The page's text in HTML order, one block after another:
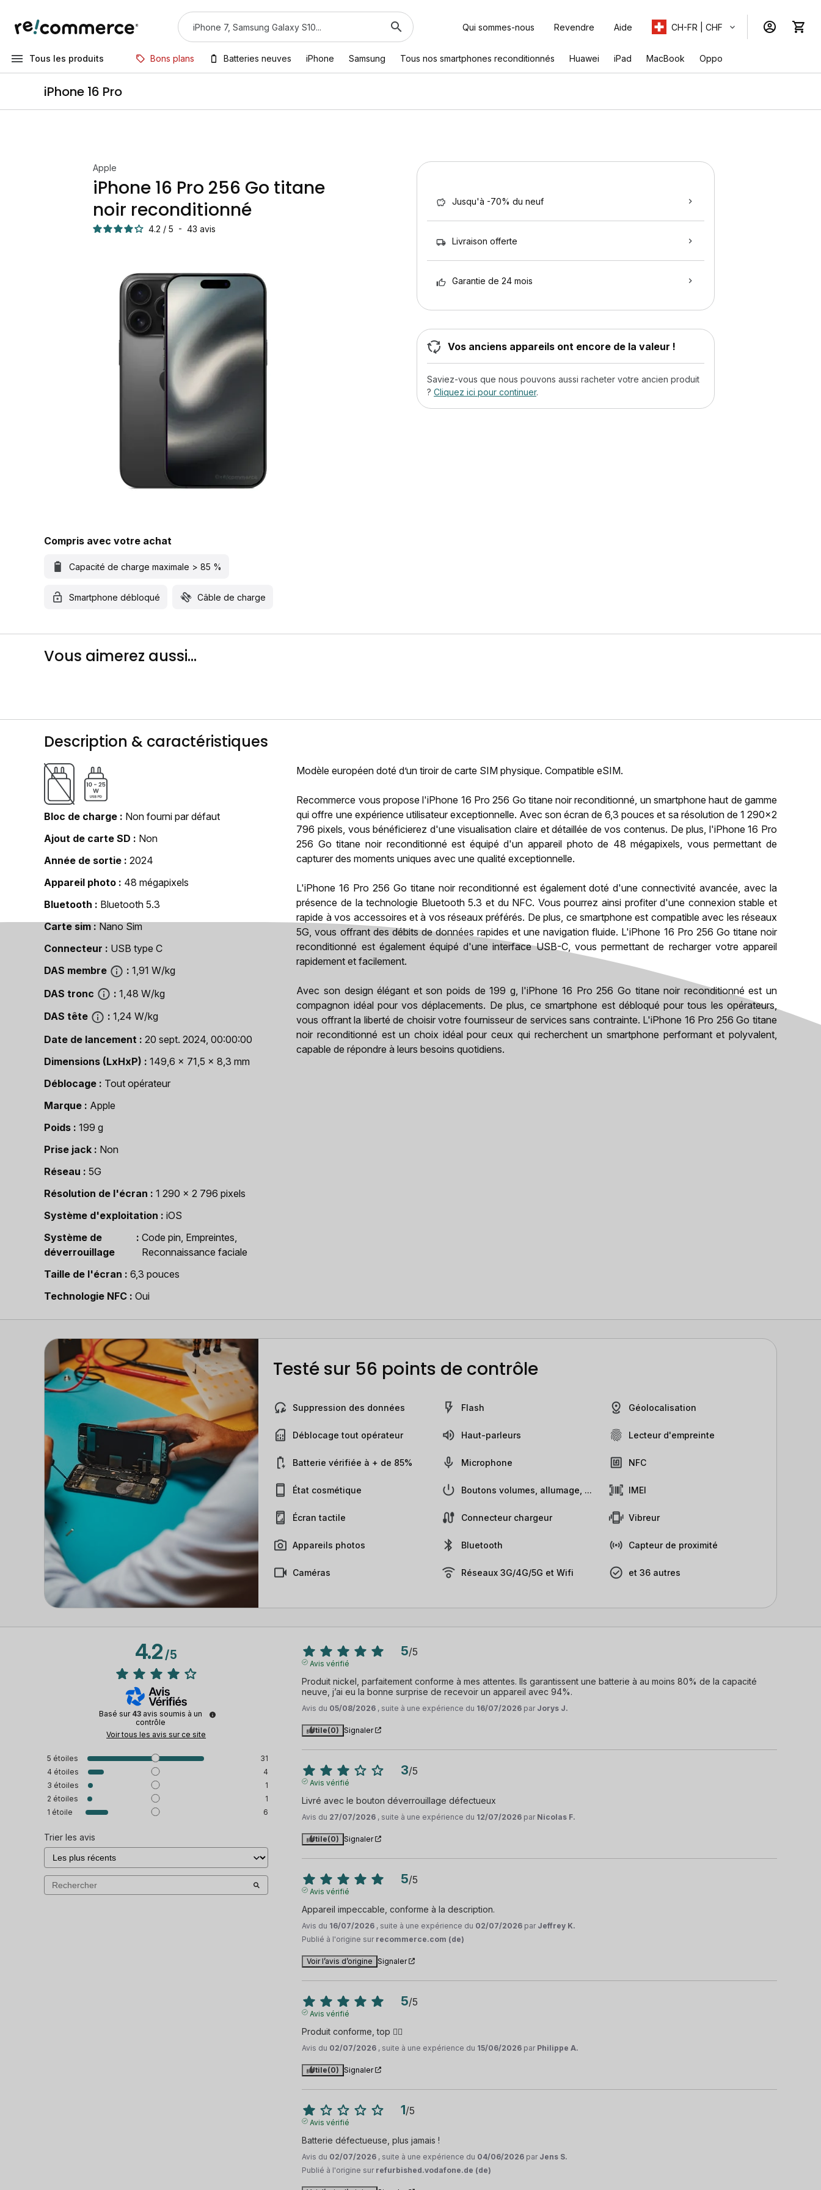
Qui sommes-nous Revendre Aide CH-FR | CHF
Tous les produits Bons plans Batteries neuves iPhone Samsung Tous nos smartphones reconditionnés Huawei iPad MacBook Oppo
iPhone 16 Pro
Apple
iPhone 16 Pro 256 Go titane
noir reconditionné
4.2 / 5 - 43 avis
Compris avec votre achat
Capacité de charge maximale > 85 %
Smartphone débloqué Câble de charge
Jusqu'à -70% du neuf
Livraison offerte
Garantie de 24 mois
Vos anciens appareils ont encore de la valeur !
Saviez-vous que nous pouvons aussi racheter votre ancien produit
? Cliquez ici pour continuer.
Vous aimerez aussi...
Description & caractéristiques
Bloc de charge
Non fourni par défaut
Ajout de carte SD
Non
Année de sortie
2024
Appareil photo
48 mégapixels
Bluetooth
Bluetooth 5.3
Carte sim
Nano Sim
Connecteur
USB type C
DAS membre
1,91 W/kg
DAS tronc
1,48 W/kg
DAS tête
1,24 W/kg
Date de lancement
20 sept. 2024, 00:00:00
Dimensions (LxHxP)
149,6 x 71,5 x 8,3 mm
Déblocage
Tout opérateur
Marque
Apple
Poids
199 g
Prise jack
Non
Réseau
5G
Résolution de l'écran
1 290 x 2 796 pixels
Système d'exploitation
iOS
Système de
déverrouillage
Code pin, Empreintes,
Reconnaissance faciale
Taille de l'écran
6,3 pouces
Technologie NFC
Oui
Modèle européen doté d’un tiroir de carte SIM physique. Compatible eSIM.
Recommerce vous propose l'iPhone 16 Pro 256 Go titane noir reconditionné, un smartphone haut de gamme
qui offre une expérience utilisateur exceptionnelle. Avec son écran de 6,3 pouces et sa résolution de 1 290x2
796 pixels, vous bénéficierez d'une visualisation claire et détaillée de vos contenus. De plus, l'iPhone 16 Pro
256 Go titane noir reconditionné est équipé d'un appareil photo de 48 mégapixels, vous permettant de
capturer des moments uniques avec une qualité exceptionnelle.
L'iPhone 16 Pro 256 Go titane noir reconditionné est également doté d'une connectivité avancée, avec la
présence de la technologie Bluetooth 5.3 et du NFC. Vous pourrez ainsi profiter d'une connexion stable et
rapide à vos accessoires et à vos réseaux préférés. De plus, ce smartphone est compatible avec les réseaux
5G, vous offrant des débits de données rapides et une navigation fluide. L'iPhone 16 Pro 256 Go titane noir
reconditionné est également équipé d'une interface USB-C, vous permettant de recharger votre appareil
rapidement et facilement.
Avec son design élégant et son poids de 199 g, l'iPhone 16 Pro 256 Go titane noir reconditionné est un
compagnon idéal pour vos déplacements. De plus, ce smartphone est débloqué pour tous les opérateurs,
vous offrant la liberté de choisir votre fournisseur de services sans contrainte. L'iPhone 16 Pro 256 Go titane
noir reconditionné est un choix idéal pour ceux qui recherchent un smartphone performant et polyvalent,
capable de répondre à leurs besoins quotidiens.
Testé sur 56 points de contrôle
Suppression des données
Déblocage tout opérateur
Batterie vérifiée à + de 85%
État cosmétique
Écran tactile
Appareils photos
Caméras
Flash
Haut-parleurs
Microphone
Boutons volumes, allumage, ...
Connecteur chargeur
Bluetooth
Réseaux 3G/4G/5G et Wifi
Géolocalisation
Lecteur d'empreinte
NFC
IMEI
Vibreur
Capteur de proximité
et 36 autres
4.2/5
Basé sur 43 avis soumis à un
contrôle
Voir tous les avis sur ce site
5 étoiles
31
4 étoiles
4
3 étoiles
1
2 étoiles
1
1 étoile 6
Trier les avis
5/5
Avis vérifié
Produit nickel, parfaitement conforme à mes attentes. Ils garantissent une batterie à au moins 80% de la capacité
neuve, j’ai eu la bonne surprise de recevoir un appareil avec 94%.
Avis du 05/08/2026 , suite à une expérience du 16/07/2026 par Jorys J.
Utile(0) Signaler
3/5
Avis vérifié
Livré avec le bouton déverrouillage défectueux
Avis du 27/07/2026 , suite à une expérience du 12/07/2026 par Nicolas F.
Utile(0) Signaler
5/5
Avis vérifié
Appareil impeccable, conforme à la description.
Avis du 16/07/2026 , suite à une expérience du 02/07/2026 par Jeffrey K.
Publié à l'origine sur recommerce.com (de)
Voir l’avis d’origine Signaler
5/5
Avis vérifié
Produit conforme, top 👍🏻
Avis du 02/07/2026 , suite à une expérience du 15/06/2026 par Philippe A.
Utile(0) Signaler
1/5
Avis vérifié
Batterie défectueuse, plus jamais !
Avis du 02/07/2026 , suite à une expérience du 04/06/2026 par Jens S.
Publié à l'origine sur refurbished.vodafone.de (de)